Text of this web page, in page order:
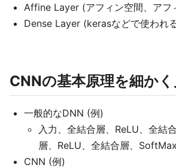
Affine Layer (アフィン空間、アフ
Dense Layer (kerasなどで使われ
CNNの基本原理を細かく
一般的なDNN (例)
入力、全結合層、ReLU、全結
層、ReLU、全結合層、
CNN (例)